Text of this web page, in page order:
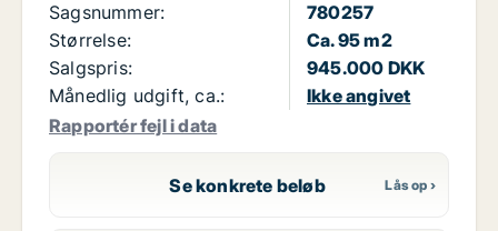
Sagsnummer:
780257
Størrelse:
Ca. 95 m2
Salgspris:
945.000 DKK
Månedlig udgift, ca.:
Ikke angivet
Rapportér fejl i data
Se konkrete beløb